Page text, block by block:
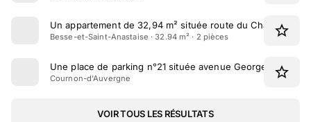
Un appartement de 32,94 m² située route du
Besse-et-Saint-Anastaise · 32.94 m² · 2 pièces
Une place de parking n°21 située avenue Georges
Cournon-d'Auvergne
VOIR TOUS LES RÉSULTATS